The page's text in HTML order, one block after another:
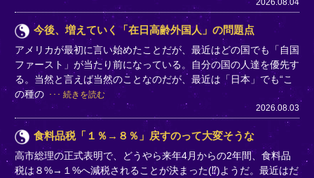
2026.08.04
今後、増えていく「在日高齢外国人」の問題点
アメリカが最初に言い始めたことだが、最近はどの国でも「自国
ファースト」が当たり前になっている。自分の国の人達を優先す
る。当然と言えば当然のことなのだが、最近は「日本」でも“こ
の種の
続きを読む
2026.08.03
食料品税「１％→８％」戻すのって大変そうな
高市総理の正式表明で、どうやら来年4月からの2年間、食料品
税は８%→１%へ減税されることが決まった(⁉)ようだ。最近はだ